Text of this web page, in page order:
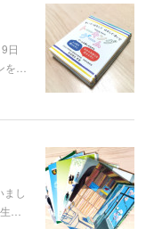
日
を…
まし
…